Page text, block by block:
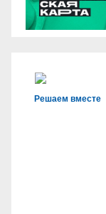
Решаем вместе